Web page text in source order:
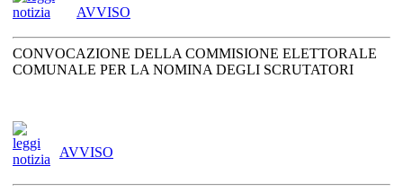
AVVISO
CONVOCAZIONE DELLA COMMISIONE ELETTORALE
COMUNALE PER LA NOMINA DEGLI SCRUTATORI
AVVISO